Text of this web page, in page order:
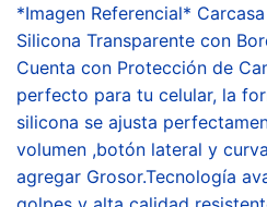
*Imagen Referencial*
Silicona Transparente con
Cuenta con Protección de
perfecto para tu celular, la
silicona se ajusta
volumen ,botón lateral y
agregar Grosor.Tecnología